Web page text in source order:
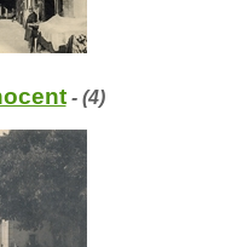
- (4)